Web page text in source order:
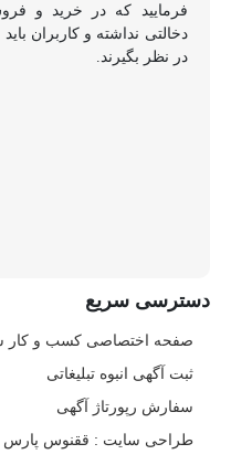
فرمایید که در خرید و
دخالتی نداشته و کاربران
در نظر بگیرند.
دسترسی سریع
صفحه اختصاصی کسب و کار
ثبت آگهی انبوه تبلیغاتی
سفارش رپورتاژ آگهی
طراحی سایت : ققنوس پارس